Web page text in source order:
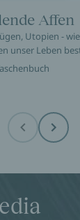
Affen
Utopien - wie
unser Leben
Before Next